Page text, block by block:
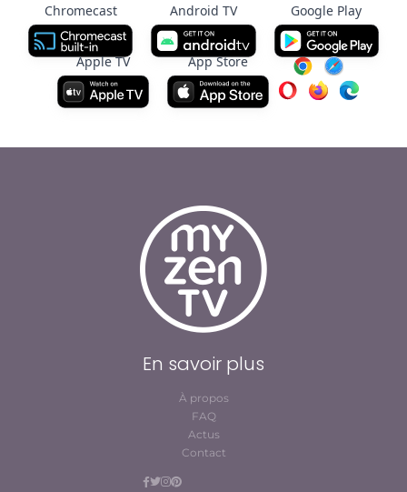
Chromecast Android TV Google Play
Apple TV App Store
En savoir plus
À propos
FAQ
Actus
Contact